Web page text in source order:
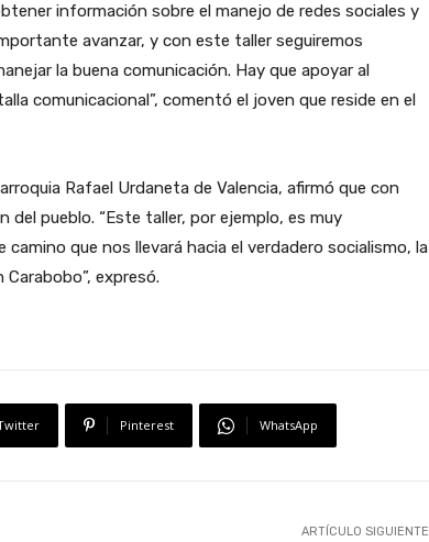
información sobre el manejo de redes sociales y
avanzar, y con este taller seguiremos
la buena comunicación. Hay que apoyar al
comunicacional”, comentó el joven que reside en el
Rafael Urdaneta de Valencia, afirmó que con
pueblo. “Este taller, por ejemplo, es muy
que nos llevará hacia el verdadero socialismo, la
expresó.
Pinterest WhatsApp
ARTÍCULO SIGUIENTE